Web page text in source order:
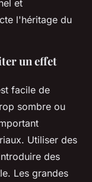
et
l'héritage du
un effet
facile de
sombre ou
Utiliser des
des
Les grandes